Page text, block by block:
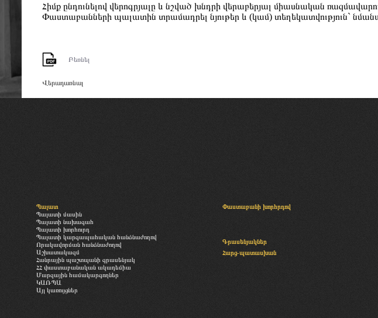
Հիմք ընդունելով վերոգրյալը և նշված խնդրի վերաբերյալ միասնական
Փաստաբանների պալատին տրամադրել նյութեր և (կամ) տեղեկատվություն`
Բեռնել
Վերադառնալ
Պալատ
Պալատի մասին
Պալատի նախագահ
Պալատի խորհուրդ
Պալատի կարգապահական հանձնաժողով
Որակավորման հանձնաժողով
Աշխատակազմ
Հանրային պաշտպանի գրասենյակ
ՀՀ փաստաբանական ակադեմիա
Մարզային համակարգողներ
ԿԱՌՊԱ
Այլ կառույցներ
Փաստաբանի խորհրդով
Գրասենյակներ
Հարց-պատասխան